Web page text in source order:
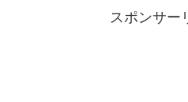
スポンサー